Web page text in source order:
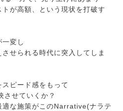
が高額、という現状を打破す
変し
せられる時代に突入してしま
ピード感をもって
させていくか？
適な施策がこのNarrative(ナラテ